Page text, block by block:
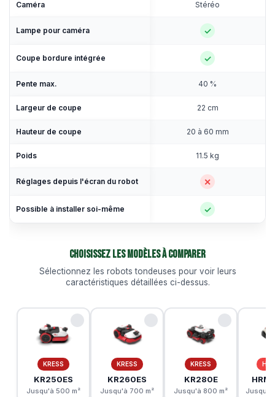
Caméra Stéréo
Lampe pour caméra ✓
Coupe bordure intégrée ✓
Pente max. 40 %
Largeur de coupe 22 cm
Hauteur de coupe 20 à 60 mm
Poids 11.5 kg
Réglages depuis l'écran du robot ✕
Possible à installer soi-même ✓
Choisissez les modèles à comparer
Sélectionnez les robots tondeuses pour voir leurs
caractéristiques détaillées ci-dessus.
KRESS
KR250ES
Jusqu'à 500 m²
KRESS
KR260ES
Jusqu'à 700 m²
KRESS
KR280E
Jusqu'à 800 m² Jusqu'à